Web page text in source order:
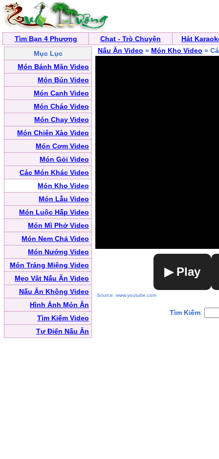
Tìm Bạn 4 Phương Chat - Trò Chuyện
Hát
Mục Lục
Món Bánh Mặn Video
Món Bún Video
Món Canh Video
Món Cháo Video
Món Chay Video
Món Chiên Xào Video
Món Cơm Video
Món Gỏi Video
Các Món Khác Video
Món Kho Video
Món Lẫu Video
Món Luộc Hấp Video
Món Mì Phở Video
Món Nem Chả Video
Món Nướng Video
Món Tráng Miệng Video
Mẹo Vặt Nấu Ăn Video
Nấu Ăn Không Video
Hình Ảnh Món Ăn
Tìm Kiếm Video
Tự Điển Nấu Ăn
Nấu Ăn Video » Món Kho Video »
▶ Play
Source: www.youtube.com
Tìm Kiếm: